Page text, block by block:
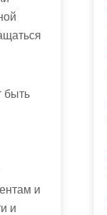
быть
и
и